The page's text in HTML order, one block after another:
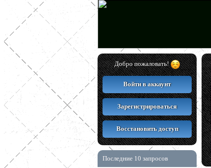
Добро пожаловать!
Войти в аккаунт
Зарегистрироваться
Восстановить доступ
Последние 10 запросов